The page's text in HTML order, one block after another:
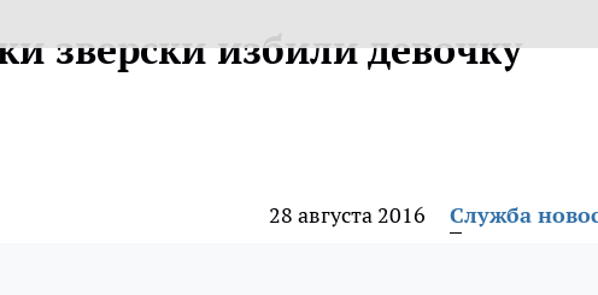
зверски избили девочку
28 августа 2016 Служба